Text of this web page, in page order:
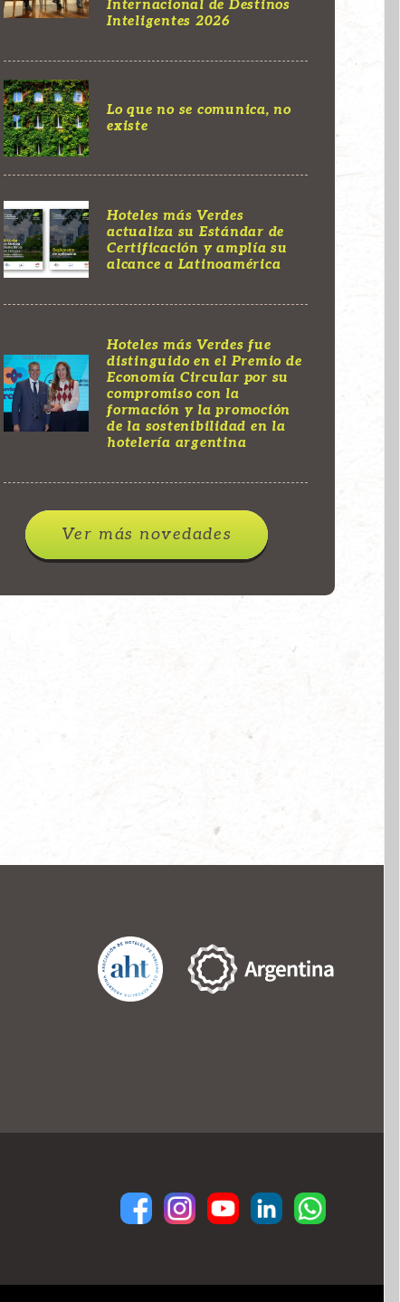
Internacional de Destinos
Inteligentes 2026
Lo que no se comunica, no
existe
Hoteles más Verdes
actualiza su Estándar de
Certificación y amplía su
alcance a Latinoamérica
Hoteles más Verdes fue
distinguido en el Premio de
Economía Circular por su
compromiso con la
formación y la promoción
de la sostenibilidad en la
hotelería argentina
Ver más novedades